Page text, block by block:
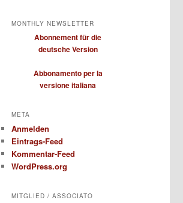
MONTHLY NEWSLETTER
Abonnement für die
deutsche Version
Abbonamento per la
versione italiana
META
Anmelden
Eintrags-Feed
Kommentar-Feed
WordPress.org
MITGLIED / ASSOCIATO